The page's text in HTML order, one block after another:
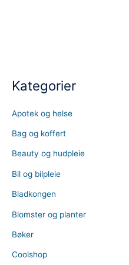
Kategorier
Apotek og helse
Bag og koffert
Beauty og hudpleie
Bil og bilpleie
Bladkongen
Blomster og planter
Bøker
Coolshop